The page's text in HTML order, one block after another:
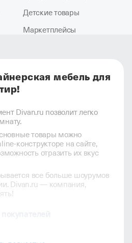
Детские товары
Маркетплейсы
мебель для
Divan.ru позволит легко
товары можно
конструкторе на сайте,
отразить их вкус
все больше шоурумов
Divan.ru — компания,